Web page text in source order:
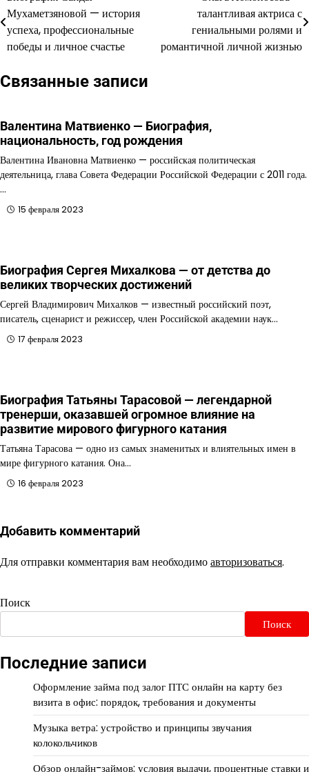
по
записям
Мухаметзяновой — история
успеха, профессиональные
победы и личное счастье
талантливая актриса с
гениальными ролями и
романтичной личной жизнью
Связанные записи
Валентина Матвиенко — Биография,
национальность, год рождения
Валентина Ивановна Матвиенко — российская политическая
деятельница, глава Совета Федерации Российской Федерации с 2011 года.
…
15 февраля 2023
Биография Сергея Михалкова — от детства до
великих творческих достижений
Сергей Владимирович Михалков — известный российский поэт,
писатель, сценарист и режиссер, член Российской академии наук…
17 февраля 2023
Биография Татьяны Тарасовой — легендарной
тренерши, оказавшей огромное влияние на
развитие мирового фигурного катания
Татьяна Тарасова — одно из самых знаменитых и влиятельных имен в
мире фигурного катания. Она…
16 февраля 2023
Добавить комментарий
Для отправки комментария вам необходимоавторизоваться.
Поиск
Поиск
Последние записи
Оформление займа под залог ПТС онлайн на карту без
визита в офис: порядок, требования и документы
Музыка ветра: устройство и принципы звучания
колокольчиков
Обзор онлайн-займов: условия выдачи, процентные ставки и